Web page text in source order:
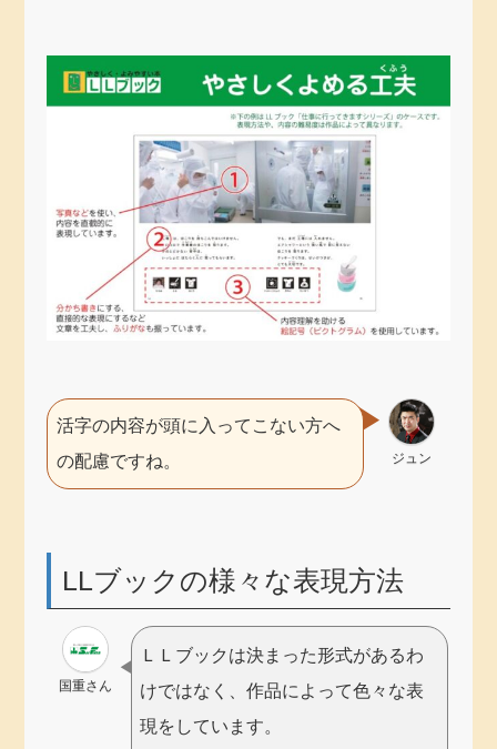
ジュン
活字の内容が頭に入ってこない方へ
の配慮ですね。
LLブックの様々な表現方法
国重さん
ＬＬブックは決まった形式があるわ
けではなく、作品によって色々な表
現をしています。